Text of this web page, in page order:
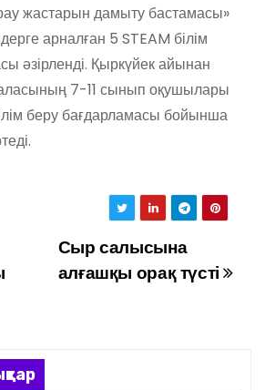
жастарын дамыту бастамасы»
арналған 5 STEAM білім
әзірленді. Қыркүйек айынан
7-11 сынып оқушылары
беру бағдарламасы бойынша
Сыр салысына
алғашқы орақ түсті